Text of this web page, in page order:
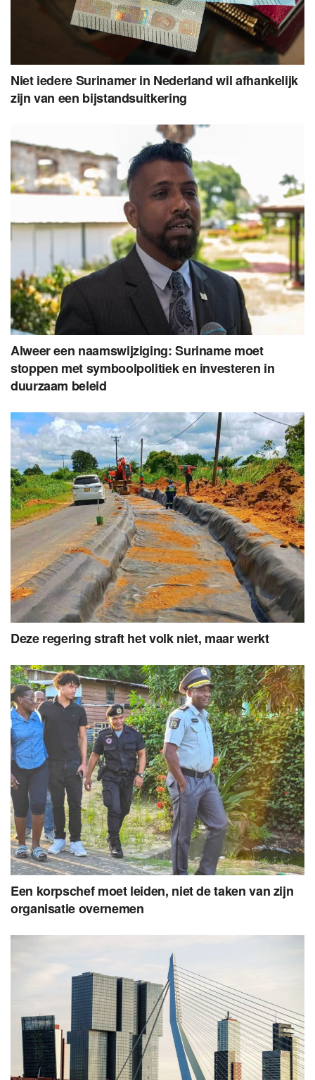
Niet iedere Surinamer in Nederland wil afhankelijk
zijn van een bijstandsuitkering
Alweer een naamswijziging: Suriname moet
stoppen met symboolpolitiek en investeren in
duurzaam beleid
Deze regering straft het volk niet, maar werkt
Een korpschef moet leiden, niet de taken van zijn
organisatie overnemen